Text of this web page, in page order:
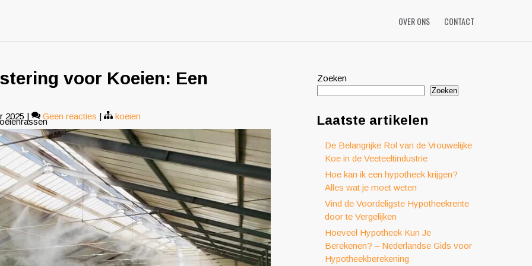
OVER ONS CONTACT
voor Koeien: Een
2025 | Geen reacties | koeien
Zoeken
Zoeken
Laatste artikelen
De Belangrijke Rol van de Vrouwelijke
Koe in de Veeteeltindustrie
Hoe kan ik een hypotheek krijgen?
Alles wat je moet weten
Vind de Voordeligste Hypotheekrente
door te Vergelijken
Hoeveel Hypotheek Kun Je
Berekenen? – Nederlandse Gids voor
Hypotheekberekening